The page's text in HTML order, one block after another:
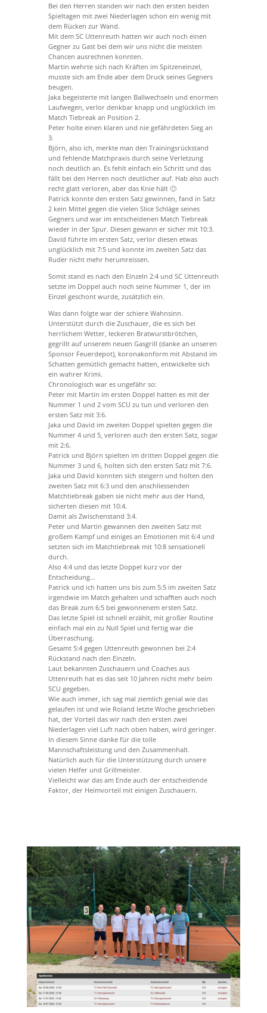
Bei den Herren standen wir nach den ersten beiden
Spieltagen mit zwei Niederlagen schon ein wenig mit
dem Rücken zur Wand.
Mit dem SC Uttenreuth hatten wir auch noch einen
Gegner zu Gast bei dem wir uns nicht die meisten
Chancen ausrechnen konnten.
Martin wehrte sich nach Kräften im Spitzeneinzel,
musste sich am Ende aber dem Druck seines Gegners
beugen.
Jaka begeisterte mit langen Ballwechseln und enormen
Laufwegen, verlor denkbar knapp und unglücklich im
Match Tiebreak an Position 2.
Peter holte einen klaren und nie gefährdeten Sieg an
3.
Björn, also ich, merkte man den Trainingsrückstand
und fehlende Matchpraxis durch seine Verletzung
noch deutlich an. Es fehlt einfach ein Schritt und das
fällt bei den Herren noch deutlicher auf. Hab also auch
recht glatt verloren, aber das Knie hält 🙂
Patrick konnte den ersten Satz gewinnen, fand in Satz
2 kein Mittel gegen die vielen Slice Schläge seines
Gegners und war im entscheidenen Match Tiebreak
wieder in der Spur. Diesen gewann er sicher mit 10:3.
David führte im ersten Satz, verlor diesen etwas
unglücklich mit 7:5 und konnte im zweiten Satz das
Ruder nicht mehr herumreissen.
Somit stand es nach den Einzeln 2:4 und SC Uttenreuth
setzte im Doppel auch noch seine Nummer 1, der im
Einzel geschont wurde, zusätzlich ein.
Was dann folgte war der schiere Wahnsinn.
Unterstützt durch die Zuschauer, die es sich bei
herrlichem Wetter, leckeren Bratwurstbrötchen,
gegrillt auf unserem neuen Gasgrill (danke an unseren
Sponsor Feuerdepot), koronakonform mit Abstand im
Schatten gemütlich gemacht hatten, entwickelte sich
ein wahrer Krimi.
Chronologisch war es ungefähr so:
Peter mit Martin im ersten Doppel hatten es mit der
Nummer 1 und 2 vom SCU zu tun und verloren den
ersten Satz mit 3:6.
Jaka und David im zweiten Doppel spielten gegen die
Nummer 4 und 5, verloren auch den ersten Satz, sogar
mit 2:6.
Patrick und Björn spielten im dritten Doppel gegen die
Nummer 3 und 6, holten sich den ersten Satz mit 7:6.
Jaka und David konnten sich steigern und holten den
zweiten Satz mit 6:3 und den anschliessenden
Matchtiebreak gaben sie nicht mehr aus der Hand,
sicherten diesen mit 10:4.
Damit als Zwischenstand 3:4.
Peter und Martin gewannen den zweiten Satz mit
großem Kampf und einiges an Emotionen mit 6:4 und
setzten sich im Matchtiebreak mit 10:8 sensationell
durch.
Also 4:4 und das letzte Doppel kurz vor der
Entscheidung…
Patrick und ich hatten uns bis zum 5:5 im zweiten Satz
irgendwie im Match gehalten und schafften auch noch
das Break zum 6:5 bei gewonnenem ersten Satz.
Das letzte Spiel ist schnell erzählt, mit großer Routine
einfach mal ein zu Null Spiel und fertig war die
Überraschung.
Gesamt 5:4 gegen Uttenreuth gewonnen bei 2:4
Rückstand nach den Einzeln.
Laut bekannten Zuschauern und Coaches aus
Uttenreuth hat es das seit 10 Jahren nicht mehr beim
SCU gegeben.
Wie auch immer, ich sag mal ziemlich genial wie das
gelaufen ist und wie Roland letzte Woche geschrieben
hat, der Vorteil das wir nach den ersten zwei
Niederlagen viel Luft nach oben haben, wird geringer.
In diesem Sinne danke für die tolle
Mannschaftsleistung und den Zusammenhalt.
Natürlich auch für die Unterstützung durch unsere
vielen Helfer und Grillmeister.
Vielleicht war das am Ende auch der entscheidende
Faktor, der Heimvorteil mit einigen Zuschauern.